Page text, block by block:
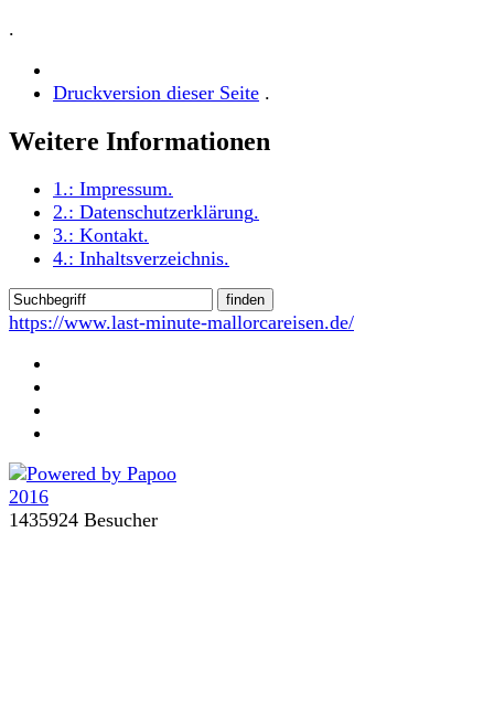
.
Druckversion dieser Seite .
Weitere Informationen
1.: Impressum.
2.: Datenschutzerklärung.
3.: Kontakt.
4.: Inhaltsverzeichnis.
https://www.last-minute-mallorcareisen.de/
1435924 Besucher